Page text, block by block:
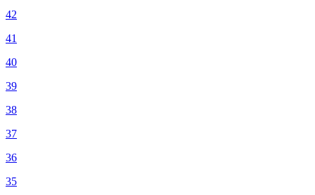
42
41
40
39
38
37
36
35